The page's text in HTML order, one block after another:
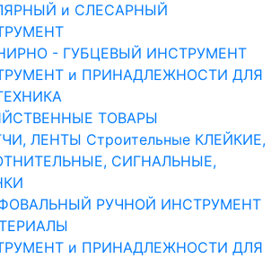
и СЛЕСАРНЫЙ
- ГУБЦЕВЫЙ ИНСТРУМЕНТ
и ПРИНАДЛЕЖНОСТИ ДЛЯ
ТОВАРЫ
ЛЕНТЫ Строительные КЛЕЙКИЕ,
СИГНАЛЬНЫЕ,
РУЧНОЙ ИНСТРУМЕНТ
и ПРИНАДЛЕЖНОСТИ ДЛЯ